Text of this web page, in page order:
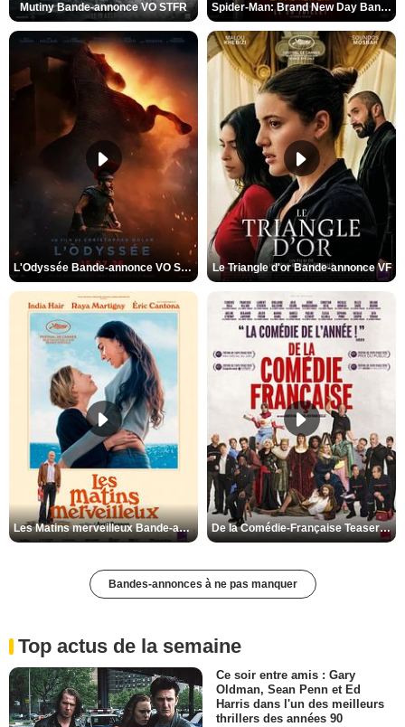
Mutiny Bande-annonce VO STFR Spider-Man: Brand New Day Bande-annonce VO STFR
L'Odyssée Bande-annonce VO STFR Le Triangle d'or Bande-annonce VF
Les Matins merveilleux Bande-annonce VF De la Comédie-Française Teaser VF
Bandes-annonces à ne pas manquer
Top actus de la semaine
Ce soir entre amis : Gary
Oldman, Sean Penn et Ed
Harris dans l'un des meilleurs
thrillers des années 90